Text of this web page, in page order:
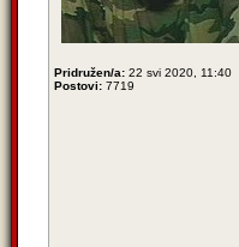
Pridružen/a: 22 svi 2020, 11:40
Postovi: 7719